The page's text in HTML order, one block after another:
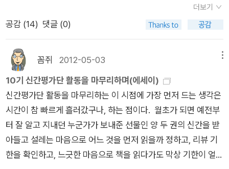
줄 수 있는 두 가지 확실한 이점이 있다고 한다. 하나는 자존감으
반적으로 행복 지수를 높이고 불행을 극복하며, 우울증을 물리치
고, 실패에서 회복하도록 더 큰 자신감을 불어 넣는p 247 대체로
자아는 높은 자존감의 덕을 볼지도 모른다. 하지만 그 대가는 오
만함이나 자만 같은 부작용을 감당해야 하는 타인이 치르는 경우
가 많다.p 256 하지만 부모가 훈육 주체로서 자신의 역할을 되찾
아야 한다고 생각한다./엄격성, 민첩성, 일관성p 266 가정에 아
빠가 있는 아이들이 이후 보상을 훨씬 적극적으로 선택하는 경향
을 보인 것이다.p 312 의지력 레슨 ; 자신의 한계를 파악하라/증
다. 모든 생명체는 토양에서 나와 생태계의 원리대로 순환하는 것
이다. 모든 음식물은 토양에서 얻을 수 있다. 토양은 본래 바위가
오랜 시간을 거쳐 만들어진다. 바위는 비와 얼음과 바람에 의해
서서히 닳아져서 침전물이라 불리는 작은 조각이 된다. 이 침천물
은 크기와 특성에 따라 자갈, 모래, 침적토, 점토로 구분한다. 모
래와 침적토와 점토가 고르게 섞여 있는 것이 가장 좋은 토양이
다. 4/18 고구마는 맛있어 맛도 좋고 몸에도 좋은 고구마에 대
한 모든 것을 보여주는 그림책이다. 고구마 순을 내어 5~6월에
옮겨 심고 뿌리가 내리면 땅 속에서 주렁주렁 고구마가 달린다.
순을 심은지 두 달쯤 지나면 고구마 알이 굵어져 수확을 해 주식
과 간식으로 먹는다. 고구마는 뿌리만 먹는 게 아니라 줄기는 김
님은 참 무식한 방법이었다고 말하지만 영어를 잘하려면 암기하
는 것 이상의 왕도가 없는지도 모른다. '교과서에 있는 문장은 재
이 다 포함되어 있다'(176쪽)고 말씀하셨다. 내가 이 나이에 영문
학을 공부할 거는 아니고, 장영희 선생님이 번역한 <종이시계>
와, 추천한 책<세일즈맨의 죽음>을 읽어야겠다. 영문학도를 위
한 원서 추천도서 101권에 포함되지 않은 10권의 고전문학은영
문과에 가지 않더라도 꼭 읽으라고 권하니 우리딸을 위해서 담아
본다. 영어원서가 아닌 번역본으로 착실하게 읽어보자.
표지가 예뻐서 클릭했는데, 성철스님의 딸이자 제자인 불필스님
회고록이란다.세속적인 호기심으로 이 책을 읽기보다는 큰스님
전히 우스우면서도 아련하게 눈시울에 젖게 된다. 1차 편집 1
8시간 째, 315 페이지까지 완료. '정보파산'이라는 용어가 나온
는 저걸 타야 폼난다, 이런 식의 끝없는 정보들에 들떠서 정보를
좇기에 여념이 없다는 것.그런 상황에서 무시무시한 기세로 팽창
해가는 소비자신용이 호화롭게 안락하게 살고 싶다는 욕구와 허
영심에 발판을 제공한 것이라는. 사람들은 왜 그런 정보를 좇는
걸까. 거기에 뭔가가 있다고 믿고 따라가는 것이리라.......(221p)
정보파산!! 인터넷을 떠도는 수많은 정보, 제대로 서지도 못한 말
말말...들도 마찬가지가 아닐까.뭔가가 있다고 믿고 따라가다 파
산지경이 이르는. 내일 시작할 새 책은 함성호의 <당신을 위해
때문이다. 우리나라의 자본은 이렇게 힘이 세고 독하다. 즉 노동
자들이 목숨을 걸고 싸우지 않으면 들은 척도 하지 않는다는 것이
다. '버스를 타라'는 한진중공업의 구조조정과 김진숙의 농성.. 그
로인해 발생한 '희망버스'에 대한 다큐다. 그리고 그 다큐에는 연
대와 희망을 이야기 하고 있다. 연대...희망...언제부터인가 절망
뿐인 노동현장에서 가장 울림있게 다가오는 단어다. 그 연대와 희
망의 물질적 단초는 '희망버스'에 있었다. 그 뜨거웠던 싸움의 현
장에 날 것의 카메라는 현장을 그대로 담아냈다. 그리고 그 버스
에 동승햇던 사람들의 목소리를 실었다. 희망버스는 단순하게 한
진중공업의 문제만이 아니라 이 땅의 노동현실을 돌파해 나가기
위한 하나의 방법이었음을 다큐는 전하고 있다. 그리고 그 연대
더보기
공감 (14) 댓글 (0)
꼼쥐 2012-05-03
10기 신간평가단 활동을 마무리하며(에세이)
신간평가단 활동을 마무리하는 이 시점에 가장 먼저 드는 생각은
시간이 참 빠르게 흘러갔구나, 하는 점이다. 월초가 되면 예전부
터 잘 알고 지내던 누군가가 보내준 선물인 양 두 권의 신간을 받
아들고 설레는 마음으로 어느 것을 먼저 읽을까 정하고, 리뷰 기
한을 확인하고, 느긋한 마음으로 책을 읽다가도 막상 기한이 얼마